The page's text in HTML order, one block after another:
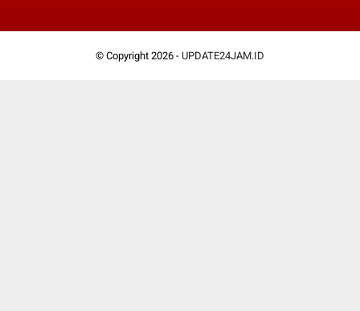
© Copyright 2026 - UPDATE24JAM.ID